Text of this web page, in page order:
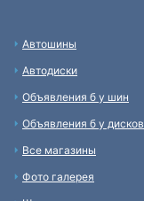
Автошины
Автодиски
Объявления б у шин
Объявления б у дисков
Все магазины
Фото галерея